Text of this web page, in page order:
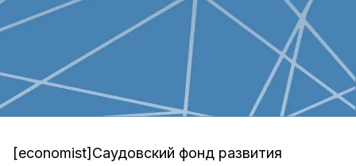
[economist]Саудовский фонд развития